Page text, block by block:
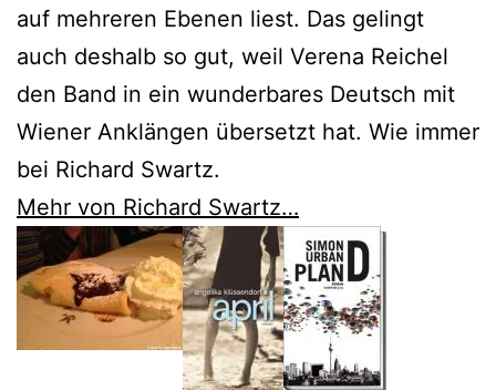
auf mehreren Ebenen liest. Das gelingt
auch deshalb so gut, weil Verena Reichel
den Band in ein wunderbares Deutsch mit
Wiener Anklängen übersetzt hat. Wie immer
bei Richard Swartz.
Mehr von Richard Swartz…